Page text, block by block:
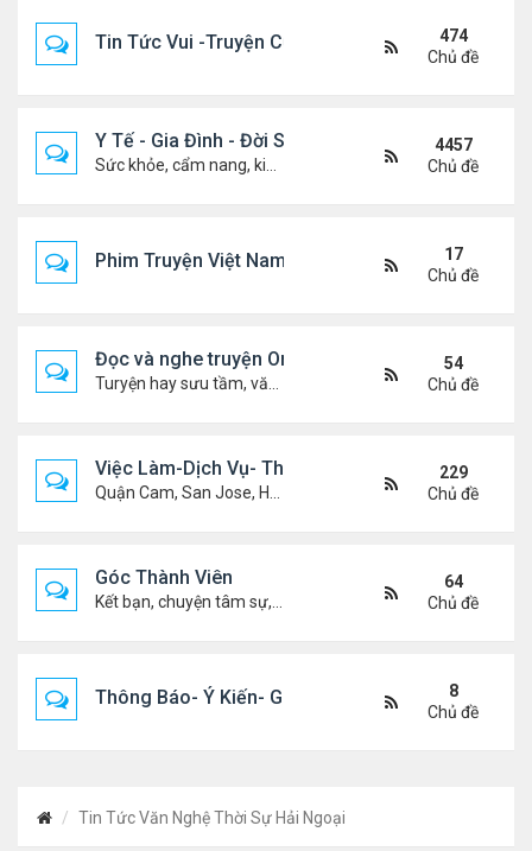
Tin Tức Vui -Truyện Cười- Video Hài
474
Chủ đề
Y Tế - Gia Đình - Đời Sống
4457
Chủ đề
Phim Truyện Việt Nam Online
17
Chủ đề
Đọc và nghe truyện Online
54
Chủ đề
Việc Làm-Dịch Vụ- Thuê Nhà
229
Chủ đề
Góc Thành Viên
64
Chủ đề
Thông Báo- Ý Kiến- Góp Ý- Liên Lạc
8
Chủ đề
Tin Tức Văn Nghệ Thời Sự Hải Ngoại